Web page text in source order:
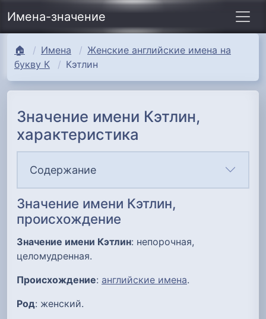
Имена-значение
🏠 Имена
Женские английские имена на
букву К
Кэтлин
Значение имени Кэтлин,
характеристика
Содержание
Значение имени Кэтлин,
происхождение
Значение имени Кэтлин: непорочная,
целомудренная.
Происхождение: английские имена.
Род: женский.